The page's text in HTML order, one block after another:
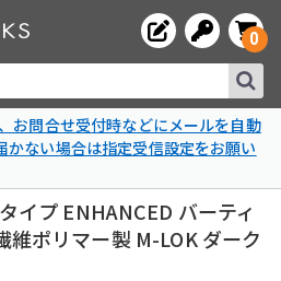
0
お問合せ受付時などにメールを自動
かない場合は指定受信設定をお願い
プ ENHANCED バーティ
維ポリマー製 M-LOK ダーク